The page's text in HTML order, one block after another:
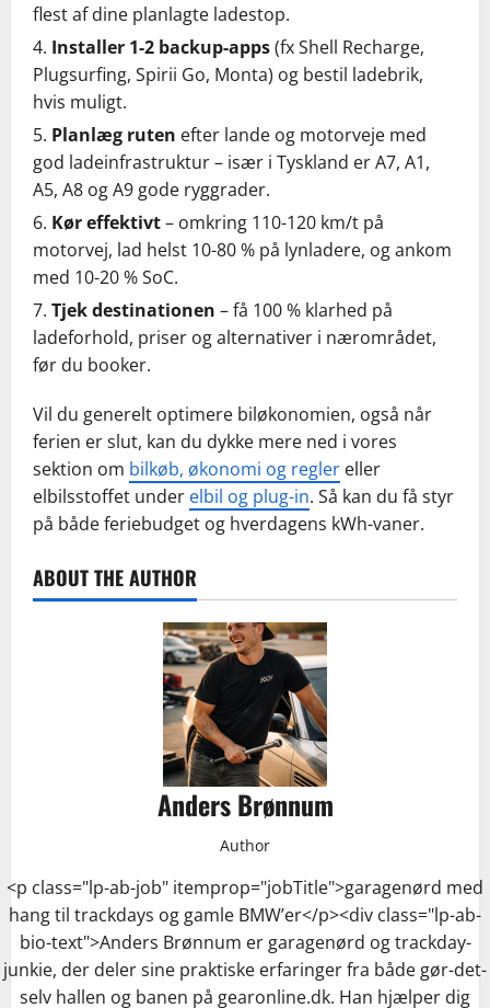
flest af dine planlagte ladestop.
Installer 1-2 backup-apps(fx Shell Recharge,
Plugsurfing, Spirii Go, Monta) og bestil ladebrik,
hvis muligt.
Planlæg ruten efter lande og motorveje med
god ladeinfrastruktur – især i Tyskland er A7, A1,
A5, A8 og A9 gode ryggrader.
Kør effektivt– omkring 110-120 km/t på
motorvej, lad helst 10-80 % på lynladere, og ankom
med 10-20 % SoC.
Tjek destinationen – få 100 % klarhed på
ladeforhold, priser og alternativer i nærområdet,
før du booker.
Vil du generelt optimere biløkonomien, også når
ferien er slut, kan du dykke mere ned i vores
sektion om bilkøb, økonomi og regler eller
elbilsstoffet under elbil og plug-in. Så kan du få styr
på både feriebudget og hverdagens kWh-vaner.
ABOUT THE AUTHOR
Anders Brønnum
Author
<p class="lp-ab-job" itemprop="jobTitle">garagenørd med
hang til trackdays og gamle BMW’er</p><div class="lp-ab-
bio-text">Anders Brønnum er garagenørd og trackday-
junkie, der deler sine praktiske erfaringer fra både gør-det-
selv hallen og banen på gearonline.dk. Han hjælper dig